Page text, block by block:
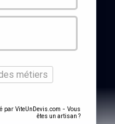
métiers
par ViteUnDevis.com - Vous
êtes un artisan ?